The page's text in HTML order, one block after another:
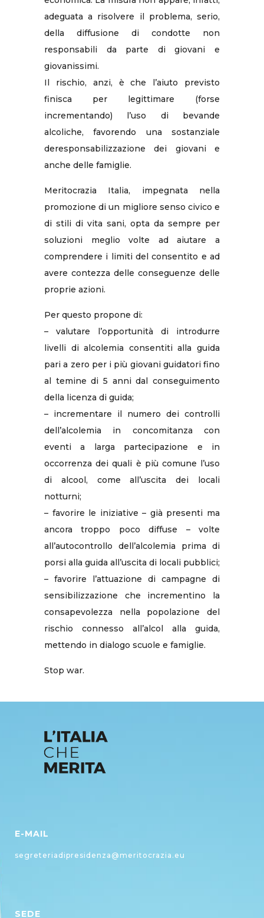
adeguata a risolvere il problema, serio,
della diffusione di condotte non
responsabili da parte di giovani e
giovanissimi.
Il rischio, anzi, è che l’aiuto previsto
finisca per legittimare (forse
incrementando) l’uso di bevande
alcoliche, favorendo una sostanziale
deresponsabilizzazione dei giovani e
anche delle famiglie.
Meritocrazia Italia, impegnata nella
promozione di un migliore senso civico e
di stili di vita sani, opta da sempre per
soluzioni meglio volte ad aiutare a
comprendere i limiti del consentito e ad
avere contezza delle conseguenze delle
proprie azioni.
Per questo propone di:
– valutare l’opportunità di introdurre
livelli di alcolemia consentiti alla guida
pari a zero per i più giovani guidatori fino
al temine di 5 anni dal conseguimento
della licenza di guida;
– incrementare il numero dei controlli
dell’alcolemia in concomitanza con
eventi a larga partecipazione e in
occorrenza dei quali è più comune l’uso
di alcool, come all’uscita dei locali
notturni;
– favorire le iniziative – già presenti ma
ancora troppo poco diffuse – volte
all’autocontrollo dell’alcolemia prima di
porsi alla guida all’uscita di locali pubblici;
– favorire l’attuazione di campagne di
sensibilizzazione che incrementino la
consapevolezza nella popolazione del
rischio connesso all’alcol alla guida,
mettendo in dialogo scuole e famiglie.
Stop war.
E-MAIL
segreteriadipresidenza@meritocrazia.eu
SEDE